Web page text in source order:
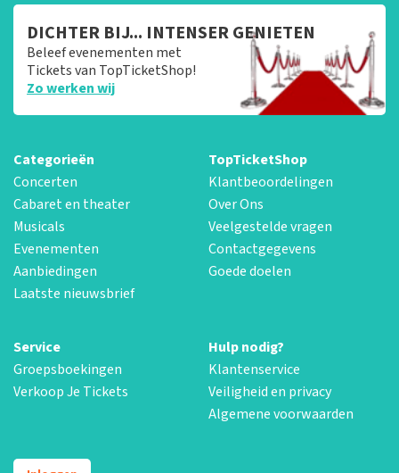
DICHTER BIJ... INTENSER GENIETEN
Beleef evenementen met
Tickets van TopTicketShop!
Zo werken wij
Categorieën
Concerten
Cabaret en theater
Musicals
Evenementen
Aanbiedingen
Laatste nieuwsbrief
TopTicketShop
Klantbeoordelingen
Over Ons
Veelgestelde vragen
Contactgegevens
Goede doelen
Service
Groepsboekingen
Verkoop Je Tickets
Hulp nodig?
Klantenservice
Veiligheid en privacy
Algemene voorwaarden